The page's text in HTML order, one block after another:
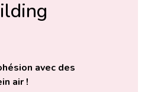
avec des
air !